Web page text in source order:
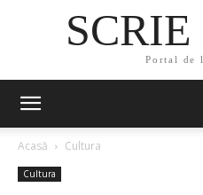
Portal de
Acasă Cultura
Cultura